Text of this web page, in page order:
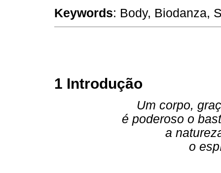
Keywords: Body, Biodanza,
1 Introdução
Um corpo,
é poderoso o
a
o